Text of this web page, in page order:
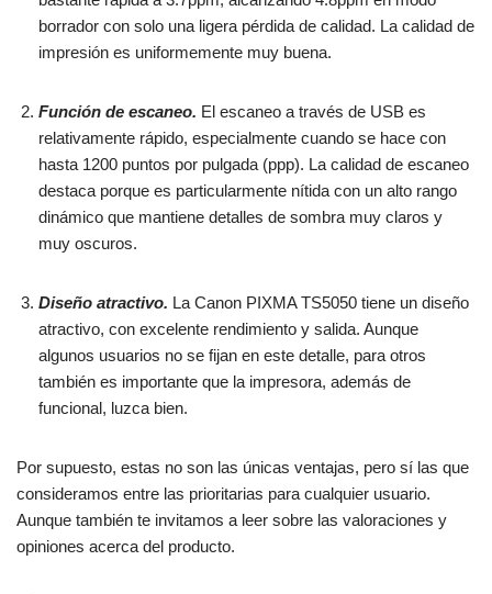
borrador con solo una ligera pérdida de calidad. La calidad de
impresión es uniformemente muy buena.
Función de escaneo. El escaneo a través de USB es
relativamente rápido, especialmente cuando se hace con
hasta 1200 puntos por pulgada (ppp). La calidad de escaneo
destaca porque es particularmente nítida con un alto rango
dinámico que mantiene detalles de sombra muy claros y
muy oscuros.
Diseño atractivo. La Canon PIXMA TS5050 tiene un diseño
atractivo, con excelente rendimiento y salida. Aunque
algunos usuarios no se fijan en este detalle, para otros
también es importante que la impresora, además de
funcional, luzca bien.
Por supuesto, estas no son las únicas ventajas, pero sí las que
consideramos entre las prioritarias para cualquier usuario.
Aunque también te invitamos a leer sobre las valoraciones y
opiniones acerca del producto.